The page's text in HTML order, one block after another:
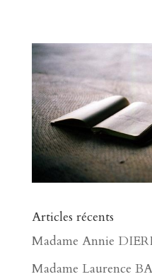
Articles récents
Madame Annie
Madame Laurence